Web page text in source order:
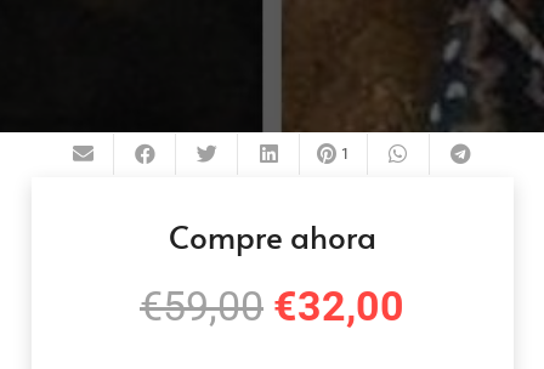
1
Compre ahora
€59,00 El
€32,00